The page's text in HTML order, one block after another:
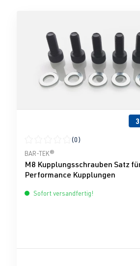
Durchschnittliche Bewertung von
(0)
BAR-TEK®
M8 Kupplungsschrauben Satz
Performance Kupplungen
Sofort versandfertig!